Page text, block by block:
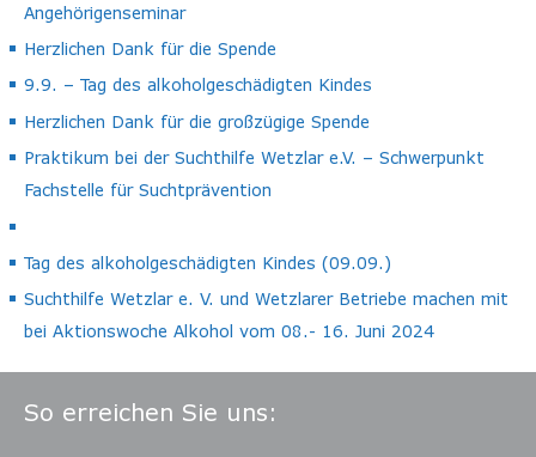
Angehörigenseminar
Herzlichen Dank für die Spende
9.9. – Tag des alkoholgeschädigten Kindes
Herzlichen Dank für die großzügige Spende
Praktikum bei der Suchthilfe Wetzlar e.V. – Schwerpunkt
Fachstelle für Suchtprävention
Tag des alkoholgeschädigten Kindes (09.09.)
Suchthilfe Wetzlar e. V. und Wetzlarer Betriebe machen mit
bei Aktionswoche Alkohol vom 08.- 16. Juni 2024
So erreichen Sie uns: